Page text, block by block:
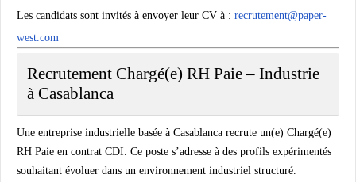
Les candidats sont invités à envoyer leur CV à : recrutement@paper-
west.com
Recrutement Chargé(e) RH Paie – Industrie
à Casablanca
Une entreprise industrielle basée à Casablanca recrute un(e) Chargé(e)
RH Paie en contrat CDI. Ce poste s’adresse à des profils expérimentés
souhaitant évoluer dans un environnement industriel structuré.